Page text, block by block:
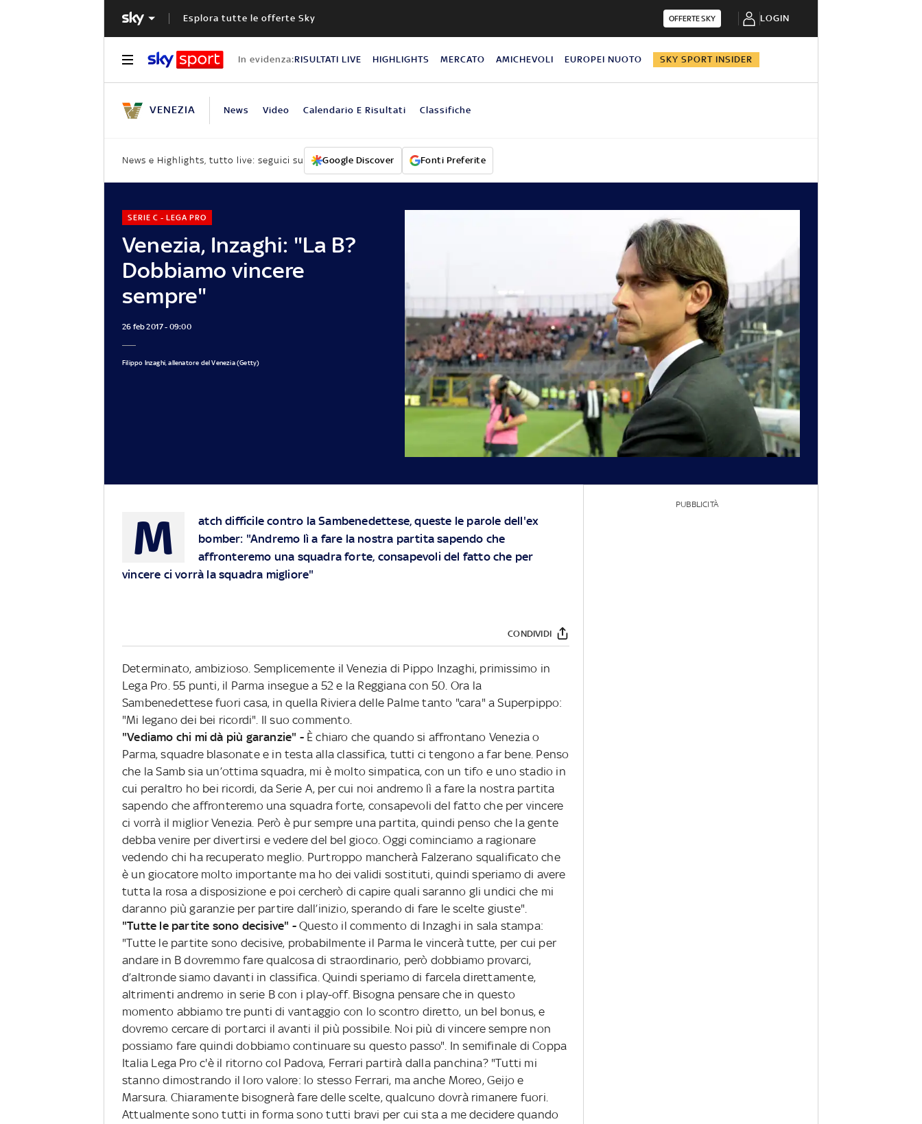
Esplora tutte le offerte Sky OFFERTE SKY LOGIN
In evidenza:RISULTATI LIVE HIGHLIGHTS MERCATO AMICHEVOLI EUROPEI NUOTO SKY SPORT INSIDER
VENEZIA News Video Calendario E Risultati Classifiche
News e Highlights, tutto live: seguici su Google Discover Fonti Preferite
Venezia, Inzaghi: "La B?
Dobbiamo vincere
sempre"
SERIE C - LEGA PRO
26 feb 2017 - 09:00
Filippo Inzaghi, allenatore del Venezia (Getty)
M
atch difficile contro la Sambenedettese, queste le parole dell'ex
bomber: "Andremo lì a fare la nostra partita sapendo che
affronteremo una squadra forte, consapevoli del fatto che per
vincere ci vorrà la squadra migliore"
CONDIVIDI
Determinato, ambizioso. Semplicemente il Venezia di Pippo Inzaghi, primissimo in
Lega Pro. 55 punti, il Parma insegue a 52 e la Reggiana con 50. Ora la
Sambenedettese fuori casa, in quella Riviera delle Palme tanto "cara" a Superpippo:
"Mi legano dei bei ricordi". Il suo commento.
"Vediamo chi mi dà più garanzie" - È chiaro che quando si affrontano Venezia o
Parma, squadre blasonate e in testa alla classifica, tutti ci tengono a far bene. Penso
che la Samb sia un’ottima squadra, mi è molto simpatica, con un tifo e uno stadio in
cui peraltro ho bei ricordi, da Serie A, per cui noi andremo lì a fare la nostra partita
sapendo che affronteremo una squadra forte, consapevoli del fatto che per vincere
ci vorrà il miglior Venezia. Però è pur sempre una partita, quindi penso che la gente
debba venire per divertirsi e vedere del bel gioco. Oggi cominciamo a ragionare
vedendo chi ha recuperato meglio. Purtroppo mancherà Falzerano squalificato che
è un giocatore molto importante ma ho dei validi sostituti, quindi speriamo di avere
tutta la rosa a disposizione e poi cercherò di capire quali saranno gli undici che mi
daranno più garanzie per partire dall’inizio, sperando di fare le scelte giuste".
"Tutte le partite sono decisive" -Questo il commento di Inzaghi in sala stampa:
"Tutte le partite sono decisive, probabilmente il Parma le vincerà tutte, per cui per
andare in B dovremmo fare qualcosa di straordinario, però dobbiamo provarci,
d’altronde siamo davanti in classifica. Quindi speriamo di farcela direttamente,
altrimenti andremo in serie B con i play-off. Bisogna pensare che in questo
momento abbiamo tre punti di vantaggio con lo scontro diretto, un bel bonus, e
dovremo cercare di portarci il avanti il più possibile. Noi più di vincere sempre non
possiamo fare quindi dobbiamo continuare su questo passo". In semifinale di Coppa
Italia Lega Pro c'è il ritorno col Padova, Ferrari partirà dalla panchina? "Tutti mi
stanno dimostrando il loro valore: lo stesso Ferrari, ma anche Moreo, Geijo e
Marsura. Chiaramente bisognerà fare delle scelte, qualcuno dovrà rimanere fuori.
Attualmente sono tutti in forma sono tutti bravi per cui sta a me decidere quando
PUBBLICITÀ